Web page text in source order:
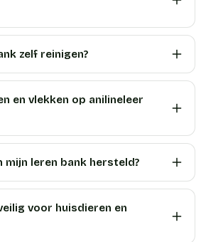
zelf reinigen?
en vlekken op anilineleer
mijn leren bank hersteld?
voor huisdieren en